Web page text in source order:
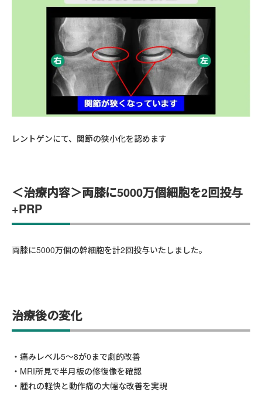
レントゲンにて、関節の狭小化を認めます
＜治療内容＞両膝に5000万個細胞を2回投与
+PRP
両膝に5000万個の幹細胞を計2回投与いたしました。
治療後の変化
痛みレベル5〜8が0まで劇的改善
MRI所見で半月板の修復像を確認
腫れの軽快と動作痛の大幅な改善を実現